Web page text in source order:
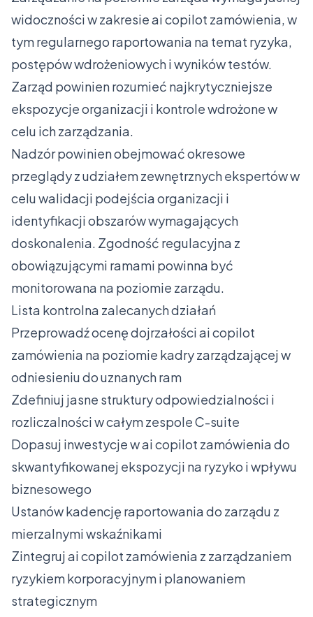
widoczności w zakresie ai copilot zamówienia, w
tym regularnego raportowania na temat ryzyka,
postępów wdrożeniowych i wyników testów.
Zarząd powinien rozumieć najkrytyczniejsze
ekspozycje organizacji i kontrole wdrożone w
celu ich zarządzania.
Nadzór powinien obejmować okresowe
przeglądy z udziałem zewnętrznych ekspertów w
celu walidacji podejścia organizacji i
identyfikacji obszarów wymagających
doskonalenia. Zgodność regulacyjna z
obowiązującymi ramami powinna być
monitorowana na poziomie zarządu.
Lista kontrolna zalecanych działań
Przeprowadź ocenę dojrzałości ai copilot
zamówienia na poziomie kadry zarządzającej w
odniesieniu do uznanych ram
Zdefiniuj jasne struktury odpowiedzialności i
rozliczalności w całym zespole C-suite
Dopasuj inwestycje w ai copilot zamówienia do
skwantyfikowanej ekspozycji na ryzyko i wpływu
biznesowego
Ustanów kadencję raportowania do zarządu z
mierzalnymi wskaźnikami
Zintegruj ai copilot zamówienia z zarządzaniem
ryzykiem korporacyjnym i planowaniem
strategicznym